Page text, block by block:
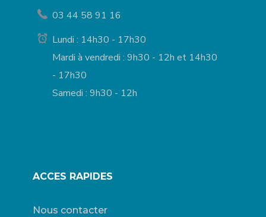
03 44 58 91 16
Lundi : 14h30 - 17h30
Mardi à vendredi : 9h30 - 12h et 14h30
- 17h30
Samedi : 9h30 - 12h
ACCES RAPIDES
Nous contacter